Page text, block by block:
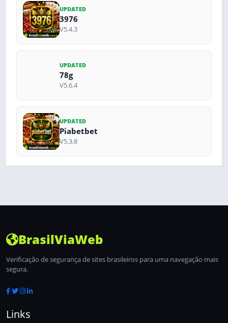
UPDATED
3976
V5.4.3
UPDATED
78g
V5.6.4
UPDATED
Piabetbet
V5.3.8
BrasilViaWeb
Verificação de segurança de sites brasileiros para uma navegação mais
segura.
Links